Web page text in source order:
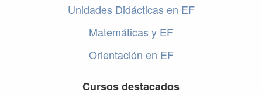
Unidades Didácticas en EF
Matemáticas y EF
Orientación en EF
Cursos destacados